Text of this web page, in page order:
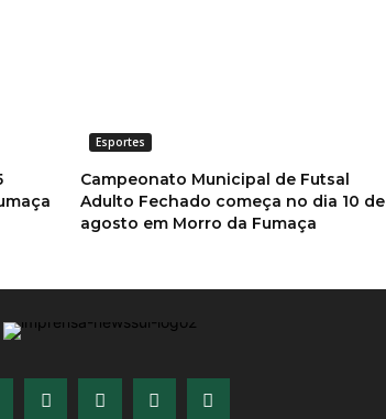
Esportes
Campeonato Municipal de Futsal
Adulto Fechado começa no dia 10 de
agosto em Morro da Fumaça